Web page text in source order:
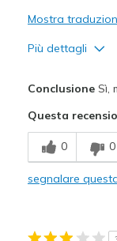
Mostra
Più dettagli
Migliori Utilizzi:
Casual Wear
View On Shoes
ConclusioneSì,
Questa
0 0
segnalare